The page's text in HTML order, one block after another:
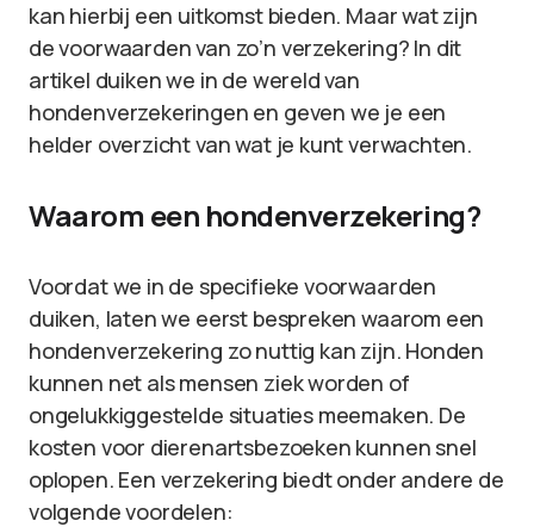
kan hierbij een uitkomst bieden. Maar wat zijn
de voorwaarden van zo’n verzekering? In dit
artikel duiken we in de wereld van
hondenverzekeringen en geven we je een
helder overzicht van wat je kunt verwachten.
Waarom een hondenverzekering?
Voordat we in de specifieke voorwaarden
duiken, laten we eerst bespreken waarom een
hondenverzekering zo nuttig kan zijn. Honden
kunnen net als mensen ziek worden of
ongelukkiggestelde situaties meemaken. De
kosten voor dierenartsbezoeken kunnen snel
oplopen. Een verzekering biedt onder andere de
volgende voordelen: